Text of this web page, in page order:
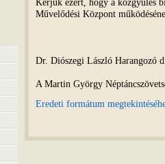
Művelődési Központ
Dr. Diószegi László Harangozó
A Martin György
Eredeti formátum